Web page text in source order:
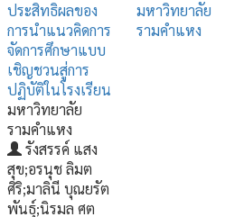
ประสิทธิผลของ
การนำแนวคิดการ
จัดการศึกษาแบบ
เชิญชวนสู่การ
ปฏิบัติในโรงเรียน
มหาวิทยาลัย
รามคำแหง
รังสรรค์ แสง
สุข;อรนุช ลิมต
ศิริ;มาลินี บุณยรัต
พันธุ์;นิรมล ศต
มหาวิทยาลัย
รามคำแหง